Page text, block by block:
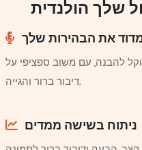
את הבהירות שלך
להבנה, עם משוב ספציפי על
דיבור ברור והגייה.
ניתוח בשישה ממדים